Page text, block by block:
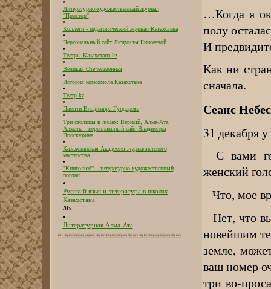
Литературно-художественный журнал
"Простор"
Коллеги - педагогический журнал Казахстана
Персональный сайт Людмилы Енисеевой
Театры Казахстана.kz
Великая Отечественная
История комсомола Казахстана
Театр.kz
Памяти Владимира Гундарева
Три столицы в лицах: Верный, Алма-Ата,
Алматы - персональный сайт Владимира
Проскурина
Казахстанская Академия журналистского
мастерства
"Книголюб" - литературно-художественный
портал
Русский язык и литература в школах
Казахстана
/li>
Литературная Алма-Ата
…Когда я
полу
И
Как ни
сначала.
Сеанс
31 декабря
– С вами
женский
– Что, мое
– Нет, что
новейшим
земле,
ваш номер
три во-